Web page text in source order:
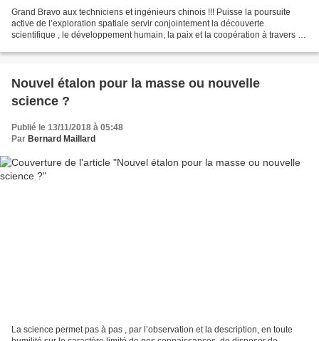
Grand Bravo aux techniciens et ingénieurs chinois !!! Puisse la poursuite
active de l’exploration spatiale servir conjointement la découverte
scientifique , le développement humain, la paix et la coopération à travers le
Nouvel étalon pour la masse ou nouvelle
science ?
Publié le 13/11/2018 à 05:48
Par Bernard Maillard
La science permet pas à pas , par l’observation et la description, en toute